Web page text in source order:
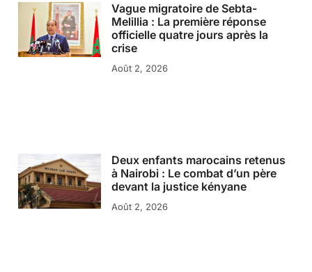
Vague migratoire de Sebta-
Melillia : La première réponse
officielle quatre jours après la
crise
Août 2, 2026
Deux enfants marocains retenus
à Nairobi : Le combat d’un père
devant la justice kényane
Août 2, 2026